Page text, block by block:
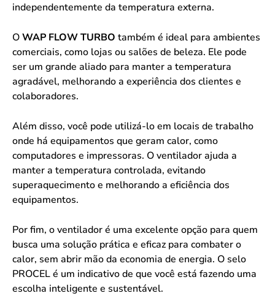
independentemente da temperatura externa.
OWAP FLOW TURBO também é ideal para ambientes
comerciais, como lojas ou salões de beleza. Ele pode
ser um grande aliado para manter a temperatura
agradável, melhorando a experiência dos clientes e
colaboradores.
Além disso, você pode utilizá-lo em locais de trabalho
onde há equipamentos que geram calor, como
computadores e impressoras. O ventilador ajuda a
manter a temperatura controlada, evitando
superaquecimento e melhorando a eficiência dos
equipamentos.
Por fim, o ventilador é uma excelente opção para quem
busca uma solução prática e eficaz para combater o
calor, sem abrir mão da economia de energia. O selo
PROCEL é um indicativo de que você está fazendo uma
escolha inteligente e sustentável.